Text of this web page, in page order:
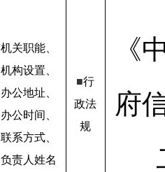
机关职能、
机构设置、
办公地址、
办公时间、
联系方式、
负责人姓名
■行
政法
规
《
府